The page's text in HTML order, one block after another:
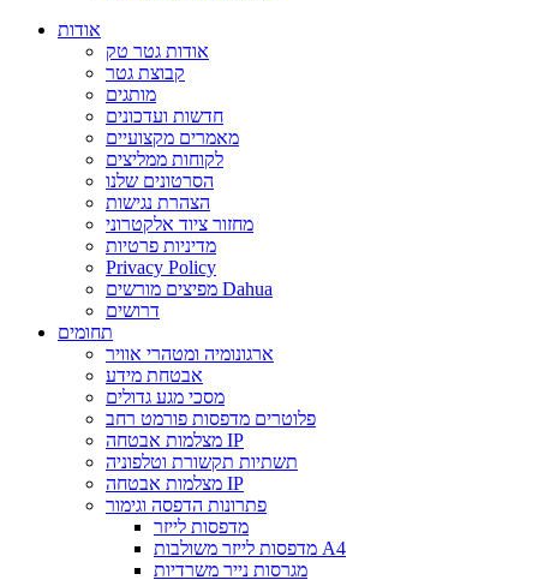
אודות
אודות גטר טק
קבוצת גטר
מותגים
חדשות ועדכונים
מאמרים מקצועיים
לקוחות ממליצים
הסרטונים שלנו
הצהרת נגישות
מחזור ציוד אלקטרוני
מדיניות פרטיות
Privacy Policy
מפיצים מורשים Dahua
דרושים
תחומים
ארגונומיה ומטהרי אוויר
אבטחת מידע
מסכי מגע גדולים
פלוטרים מדפסות פורמט רחב
מצלמות אבטחה IP
תשתיות תקשורת וטלפוניה
מצלמות אבטחה IP
פתרונות הדפסה וגימור
מדפסות לייזר
מדפסות לייזר משולבות A4
מגרסות נייר משרדיות